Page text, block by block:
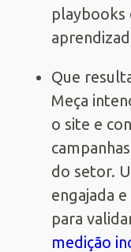
playbooks
Que
Meça
o site e
do setor.
engajada
para
medição